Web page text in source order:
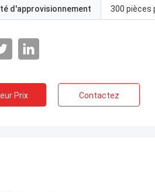
d'approvisionnement 300 pièces
Prix Contactez